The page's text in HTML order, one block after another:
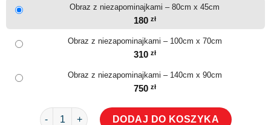
Obraz z niezapominajkami – 80cm x 45cm
180 zł
Obraz z niezapominajkami – 100cm x 70cm
310 zł
Obraz z niezapominajkami – 140cm x 90cm
750 zł
ilość Obraz z niezapominajkami
DODAJ DO KOSZYKA